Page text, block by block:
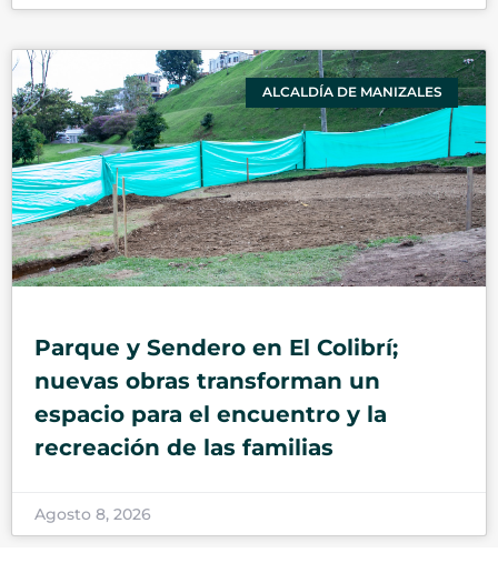
ALCALDÍA DE MANIZALES
Parque y Sendero en El Colibrí;
nuevas obras transforman un
espacio para el encuentro y la
recreación de las familias
Agosto 8, 2026